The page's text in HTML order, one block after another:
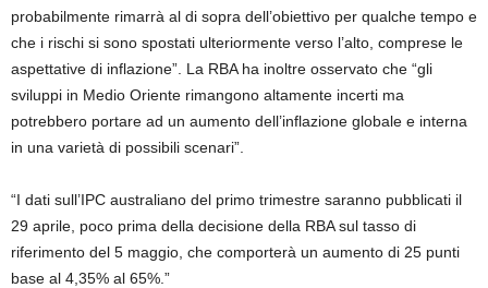
probabilmente rimarrà al di sopra dell’obiettivo per qualche tempo e
che i rischi si sono spostati ulteriormente verso l’alto, comprese le
aspettative di inflazione”. La RBA ha inoltre osservato che “gli
sviluppi in Medio Oriente rimangono altamente incerti ma
potrebbero portare ad un aumento dell’inflazione globale e interna
in una varietà di possibili scenari”.
“I dati sull’IPC australiano del primo trimestre saranno pubblicati il ​​
29 aprile, poco prima della decisione della RBA sul tasso di
riferimento del 5 maggio, che comporterà un aumento di 25 punti
base al 4,35% al ​​65%.”